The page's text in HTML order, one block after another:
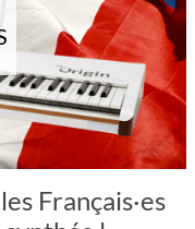
Français·es